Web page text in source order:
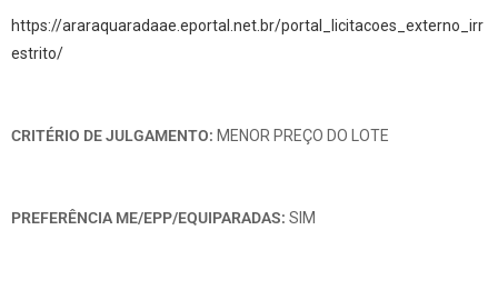
https://araraquaradaae.eportal.net.br/portal_licitacoes_externo_irr
estrito/
CRITÉRIO DE JULGAMENTO: MENOR PREÇO DO LOTE
PREFERÊNCIA ME/EPP/EQUIPARADAS: SIM